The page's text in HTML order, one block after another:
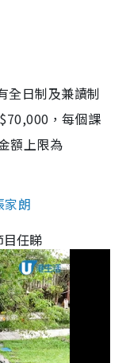
全日制及兼讀制
，每個課
額上限為
家朗
任睇